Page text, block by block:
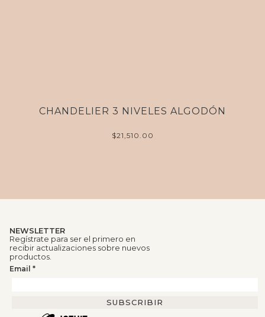
CHANDELIER 3 NIVELES ALGODÓN
$21,510.00
NEWSLETTER
Regístrate para ser el primero en
recibir actualizaciones sobre nuevos
productos.
Email *